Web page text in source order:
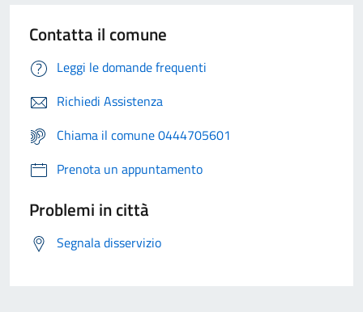
Contatta il comune
Leggi le domande frequenti
Richiedi Assistenza
Chiama il comune 0444705601
Prenota un appuntamento
Problemi in città
Segnala disservizio